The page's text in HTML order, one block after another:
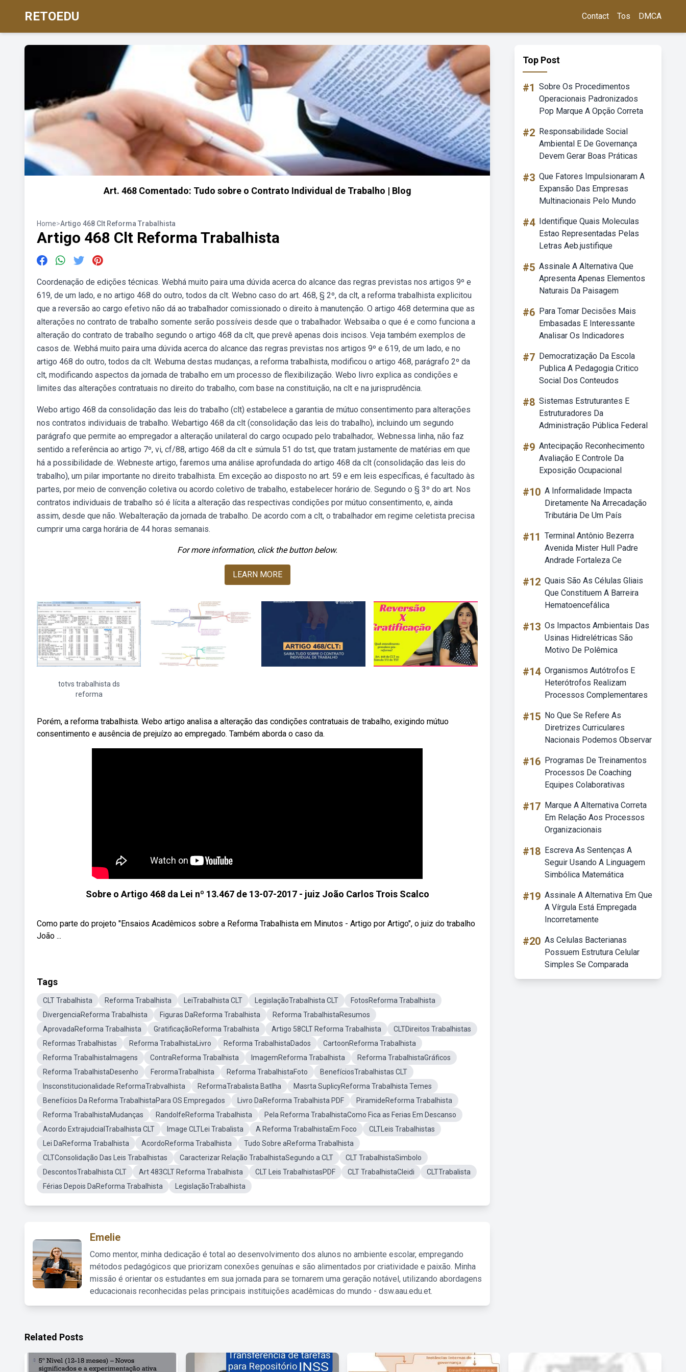
RETOEDU Contact Tos DMCA
Art. 468 Comentado: Tudo sobre o Contrato Individual de Trabalho | Blog
Home>Artigo 468 Clt Reforma Trabalhista
Artigo 468 Clt Reforma Trabalhista
Coordenação de edições técnicas. Webhá muito paira uma dúvida acerca do alcance das regras previstas nos artigos 9º e
619, de um lado, e no artigo 468 do outro, todos da clt. Webno caso do art. 468, § 2º, da clt, a reforma trabalhista explicitou
que a reversão ao cargo efetivo não dá ao trabalhador comissionado o direito à manutenção. O artigo 468 determina que as
alterações no contrato de trabalho somente serão possíveis desde que o trabalhador. Websaiba o que é e como funciona a
alteração do contrato de trabalho segundo o artigo 468 da clt, que prevê apenas dois incisos. Veja também exemplos de
casos de. Webhá muito paira uma dúvida acerca do alcance das regras previstas nos artigos 9º e 619, de um lado, e no
artigo 468 do outro, todos da clt. Webuma destas mudanças, a reforma trabalhista, modificou o artigo 468, parágrafo 2º da
clt, modificando aspectos da jornada de trabalho em um processo de flexibilização. Webo livro explica as condições e
limites das alterações contratuais no direito do trabalho, com base na constituição, na clt e na jurisprudência.
Webo artigo 468 da consolidação das leis do trabalho (clt) estabelece a garantia de mútuo consentimento para alterações
nos contratos individuais de trabalho. Webartigo 468 da clt (consolidação das leis do trabalho), incluindo um segundo
parágrafo que permite ao empregador a alteração unilateral do cargo ocupado pelo trabalhador,. Webnessa linha, não faz
sentido a referência ao artigo 7º, vi, cf/88, artigo 468 da clt e súmula 51 do tst, que tratam justamente de matérias em que
há a possibilidade de. Webneste artigo, faremos uma análise aprofundada do artigo 468 da clt (consolidação das leis do
trabalho), um pilar importante no direito trabalhista. Em exceção ao disposto no art. 59 e em leis específicas, é facultado às
partes, por meio de convenção coletiva ou acordo coletivo de trabalho, estabelecer horário de. Segundo o § 3º do art. Nos
contratos individuais de trabalho só é lícita a alteração das respectivas condições por mútuo consentimento, e, ainda
assim, desde que não. Webalteração da jornada de trabalho. De acordo com a clt, o trabalhador em regime celetista precisa
cumprir uma carga horária de 44 horas semanais.
For more information, click the button below.
LEARN MORE
totvs trabalhista ds
reforma
Porém, a reforma trabalhista. Webo artigo analisa a alteração das condições contratuais de trabalho, exigindo mútuo
consentimento e ausência de prejuízo ao empregado. Também aborda o caso da.
Sobre o Artigo 468 da Lei nº 13.467 de 13-07-2017 - juiz João Carlos Trois Scalco
Como parte do projeto "Ensaios Acadêmicos sobre a Reforma Trabalhista em Minutos - Artigo por Artigo", o juiz do trabalho
João ...
Tags
CLT Trabalhista Reforma Trabalhista LeiTrabalhista CLT LegislaçãoTrabalhista CLT
FotosReforma Trabalhista
DivergenciaReforma Trabalhista
Figuras DaReforma Trabalhista
Reforma TrabalhistaResumos
AprovadaReforma Trabalhista
GratificaçãoReforma Trabalhista Artigo 58CLT Reforma Trabalhista
CLTDireitos Trabalhistas
Reformas Trabalhistas
Reforma TrabalhistaLivro Reforma TrabalhistaDados
CartoonReforma Trabalhista
Reforma TrabalhistaImagens
ContraReforma Trabalhista ImagemReforma Trabalhista
Reforma TrabalhistaGráficos
Reforma TrabalhistaDesenho
FerormaTrabalhista Reforma TrabalhistaFoto
BenefíciosTrabalhistas CLT
Insconstitucionalidade ReformaTrabvalhista
ReformaTrabalista Batlha
Masrta SuplicyReforma Trabalhista Temes
Benefícios Da Reforma TrabalhistaPara OS Empregados
Livro DaReforma Trabalhista PDF
PiramideReforma Trabalhista
Reforma TrabalhistaMudanças
RandolfeReforma Trabalhista
Pela Reforma TrabalhistaComo Fica as Ferias Em Descanso
Acordo ExtrajudcialTrabalhista CLT
Image CLTLei Trabalista A Reforma TrabalhistaEm Foco
CLTLeis Trabalhistas
Lei DaReforma Trabalhista
AcordoReforma Trabalhista
Tudo Sobre aReforma Trabalhista
CLTConsolidação Das Leis Trabalhistas
Caracterizar Relação TrabalhistaSegundo a CLT
CLT TrabalhistaSimbolo
DescontosTrabalhista CLT
Art 483CLT Reforma Trabalhista CLT Leis TrabalhistasPDF CLT TrabalhistaCleidi
CLTTrabalista
Férias Depois DaReforma Trabalhista
LegislaçãoTrabalhista
Emelie
Como mentor, minha dedicação é total ao desenvolvimento dos alunos no ambiente escolar, empregando
métodos pedagógicos que priorizam conexões genuínas e são alimentados por criatividade e paixão. Minha
missão é orientar os estudantes em sua jornada para se tornarem uma geração notável, utilizando abordagens
educacionais reconhecidas pelas principais instituições acadêmicas do mundo - dsw.aau.edu.et.
Top Post
#1 Sobre Os Procedimentos
Operacionais Padronizados
Pop Marque A Opção Correta
#2 Responsabilidade Social
Ambiental E De Governança
Devem Gerar Boas Práticas
#3 Que Fatores Impulsionaram A
Expansão Das Empresas
Multinacionais Pelo Mundo
#4 Identifique Quais Moleculas
Estao Representadas Pelas
Letras Aeb.justifique
#5 Assinale A Alternativa Que
Apresenta Apenas Elementos
Naturais Da Paisagem
#6 Para Tomar Decisões Mais
Embasadas E Interessante
Analisar Os Indicadores
#7 Democratização Da Escola
Publica A Pedagogia Critico
Social Dos Conteudos
#8 Sistemas Estruturantes E
Estruturadores Da
Administração Pública Federal
#9 Antecipação Reconhecimento
Avaliação E Controle Da
Exposição Ocupacional
#10 A Informalidade Impacta
Diretamente Na Arrecadação
Tributária De Um País
#11 Terminal Antônio Bezerra
Avenida Mister Hull Padre
Andrade Fortaleza Ce
#12 Quais São As Células Gliais
Que Constituem A Barreira
Hematoencefálica
#13 Os Impactos Ambientais Das
Usinas Hidrelétricas São
Motivo De Polêmica
#14 Organismos Autótrofos E
Heterótrofos Realizam
Processos Complementares
#15 No Que Se Refere As
Diretrizes Curriculares
Nacionais Podemos Observar
#16 Programas De Treinamentos
Processos De Coaching
Equipes Colaborativas
#17 Marque A Alternativa Correta
Em Relação Aos Processos
Organizacionais
#18 Escreva As Sentenças A
Seguir Usando A Linguagem
Simbólica Matemática
#19 Assinale A Alternativa Em Que
A Vírgula Está Empregada
Incorretamente
#20 As Celulas Bacterianas
Possuem Estrutura Celular
Simples Se Comparada
Related Posts